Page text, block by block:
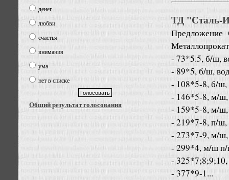
денег
любви
счастья
внимания
ума
нет в списке
Общий результат голосования
ТД "Сталь-
Предложение
- 73*5.5, б/ш,
- 89*5, б/ш,
- 108*5-8, б/ш,
- 146*5-8, м/ш,
- 159*5-8, м/ш,
- 219*7-8, п/ш,
- 273*7-9, м/ш,
- 299*4, м/ш п/
-
- 377*9-1...